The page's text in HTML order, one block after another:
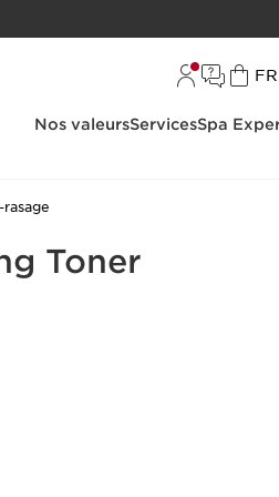
FR
Nos valeursServicesSpa
Toner